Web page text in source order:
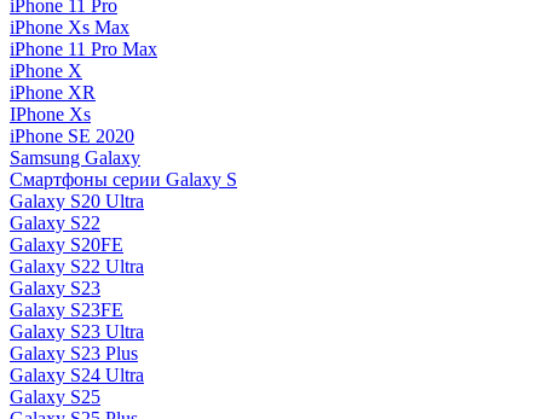
iPhone 11 Pro
iPhone Xs Max
iPhone 11 Pro Max
iPhone X
iPhone XR
IPhone Xs
iPhone SE 2020
Samsung Galaxy
Смартфоны серии Galaxy S
Galaxy S20 Ultra
Galaxy S22
Galaxy S20FE
Galaxy S22 Ultra
Galaxy S23
Galaxy S23FE
Galaxy S23 Ultra
Galaxy S23 Plus
Galaxy S24 Ultra
Galaxy S25